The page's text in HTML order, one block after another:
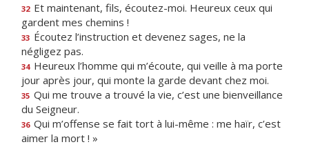
32 Et maintenant, fils, écoutez-moi. Heureux ceux qui
gardent mes chemins !
33 Écoutez l’instruction et devenez sages, ne la
négligez pas.
34 Heureux l’homme qui m’écoute, qui veille à ma porte
jour après jour, qui monte la garde devant chez moi.
35 Qui me trouve a trouvé la vie, c’est une bienveillance
du Seigneur.
36 Qui m’offense se fait tort à lui-même : me haïr, c’est
aimer la mort ! »